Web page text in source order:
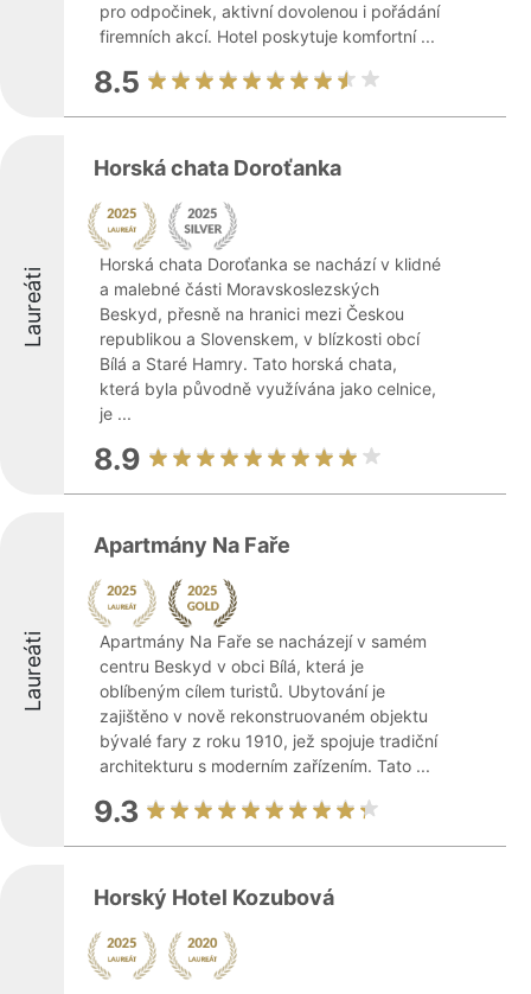
pro odpočinek, aktivní dovolenou i pořádání
firemních akcí. Hotel poskytuje komfortní ...
8.5
Laureáti
Horská chata Doroťanka
Horská chata Doroťanka se nachází v klidné
a malebné části Moravskoslezských
Beskyd, přesně na hranici mezi Českou
republikou a Slovenskem, v blízkosti obcí
Bílá a Staré Hamry. Tato horská chata,
která byla původně využívána jako celnice,
je ...
8.9
Laureáti
Apartmány Na Faře
Apartmány Na Faře se nacházejí v samém
centru Beskyd v obci Bílá, která je
oblíbeným cílem turistů. Ubytování je
zajištěno v nově rekonstruovaném objektu
bývalé fary z roku 1910, jež spojuje tradiční
architekturu s moderním zařízením. Tato ...
9.3
Horský Hotel Kozubová